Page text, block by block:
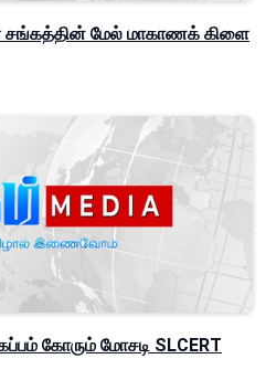
சங்கத்தின் மேல் மாகாணக் கிளை
கோரும் மோசடி SLCERT